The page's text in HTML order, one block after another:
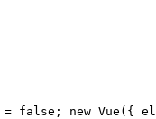
= false ; new Vue({